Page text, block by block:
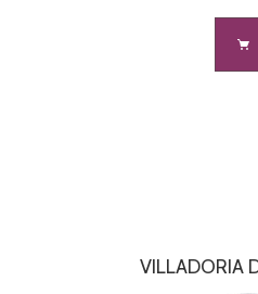
VILLADORIA